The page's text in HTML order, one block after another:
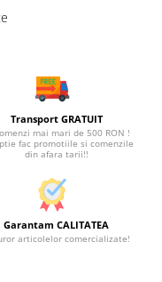
Transport GRATUIT
mai mari de 500 RON !
fac promotiile si comenzile
din afara tarii!!
Garantam CALITATEA
articolelor comercializate!